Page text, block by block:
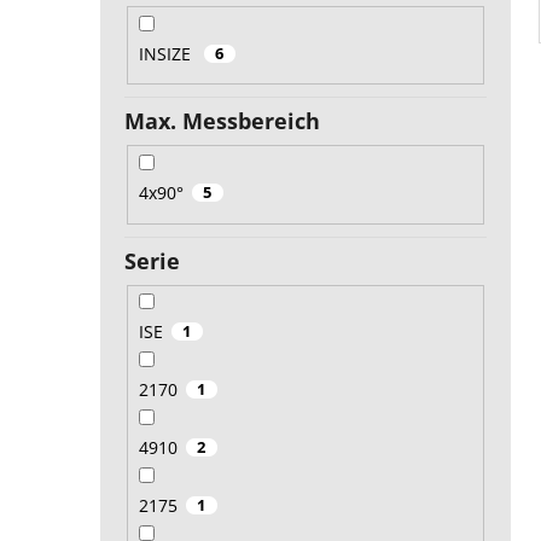
INSIZE 6
Max. Messbereich
4x90° 5
Serie
ISE 1
2170 1
4910 2
2175 1